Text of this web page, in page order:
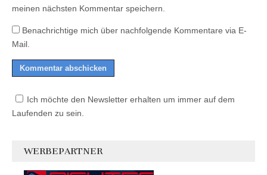
meinen nächsten Kommentar speichern.
Benachrichtige mich über nachfolgende Kommentare via E-
Mail.
Ich möchte den Newsletter erhalten um immer auf dem
Laufenden zu sein.
WERBEPARTNER